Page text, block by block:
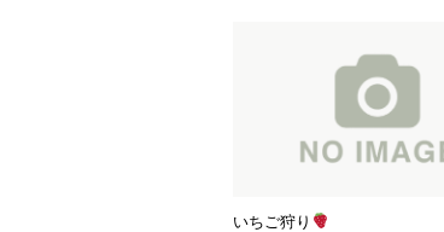
いちご狩り